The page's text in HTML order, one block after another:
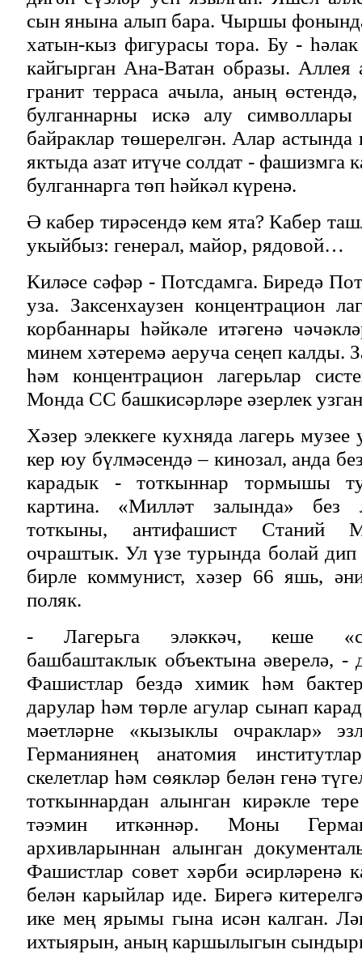
сын янына алып бара. Чыршы
хатын-кыз фигурасы тора. Бу -
кайгырган Ана-Ватан образы. Аллея
гранит терраса ачыла, аның
булганнарны искә алу символлары
байраклар төшерелгән. Алар астында
яктыда азат итүче солдат - фашизмга
булганнарга төп һәйкәл күренә.
Ә кабер тирәсендә кем ята? Кабер
укыйбыз: генерал, майор, рядовой…
Киләсе сәфәр - Потсдамга. Биредә
уза. Заксенхаузен концентрацион
корбаннары һәйкәле итәгенә
минем хәтеремә аеруча сеңеп калды.
һәм концентрацион лагерьлар
Монда СС башкисәрләре әзерлек
Хәзер элеккеге кухняда лагерь музее
кер юу бүлмәсендә – кинозал, анда
карадык - тоткыннар тормышы
картина. «Милләт залында» без
тоткыны, антифашист Станий
очраштык. Ул үзе турында болай дип
бирле коммунист, хәзер 66 яшь,
поляк.
- Лагерьга эләккәч, кеше
башбаштаклык объектына әверелә, -
Фашистлар бездә химик һәм
дарулар һәм төрле агулар сынап
мәетләрне «кызыклы очраклар»
Германиянең анатомия
скелетлар һәм сөякләр белән генә
тоткыннардан алынган кирәкле
тәэмин иткәннәр. Моны
архивларыннан алынган
Фашистлар совет хәрби әсирләренә
белән карыйлар иде. Бирегә
ике мең ярымы гына исән калган.
ихтыярын, аның каршылыгын